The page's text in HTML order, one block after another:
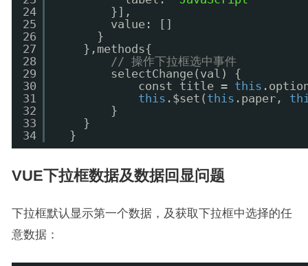
24
25
26
27
28
29
30
31
32
33
34
}],
value: []
}
},methods{
// 操作下拉框选中事件
selectChange(val) {
const title = this
this .$set( this .paper,
}
}
}
VUE下拉框数据及数据回显问题
下拉框默认显示第一个数据，及获取下拉框中选择的任
意数据：